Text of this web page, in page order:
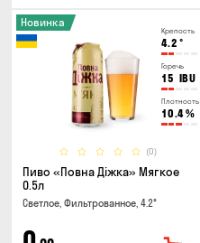
Крепость
4.2 °
Горечь
15 IBU
Плотность
10.4%
(0)
Новинка
Пиво «Повна Діжка» Мягкое
0.5л
Светлое, Фильтрованное, 4.2°